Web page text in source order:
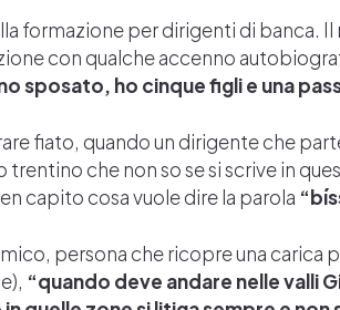
formazione per dirigenti di banca.
con qualche accenno
sposato, ho cinque figli e una
fiato, quando un dirigente che
trentino che non so se si scrive in
capito cosa vuole dire la parola
persona che ricopre una
“quando deve andare nelle valli